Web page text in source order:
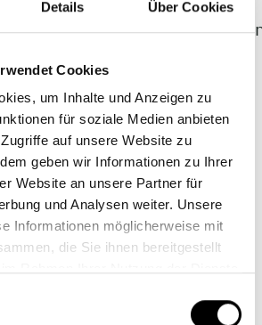
Details Über Cookies
Cookies
um Inhalte und Anzeigen zu
für soziale Medien anbieten
auf unsere Website zu
geben wir Informationen zu Ihrer
Website an unsere Partner für
und Analysen weiter. Unsere
Informationen möglicherweise mit
die Sie ihnen bereitgestellt
image/594525/
durch Ninnia
nutzbar))
(©
/ adobe Stock)
(©